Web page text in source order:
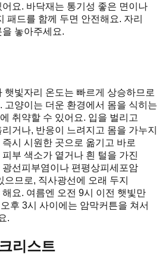
요. 바닥재는 통기성 좋은 면이나
패드를 함께 두면 안전해요. 자리
놓아주세요.
햇빛자리 온도는 빠르게 상승하므로
고양이는 더운 환경에서 몸을 식히는
취약할 수 있어요. 입을 벌리고
거나, 반응이 느려지고 몸을 가누지
시 시원한 곳으로 옮기고 바로
부 색소가 옅거나 흰 털을 가진
선피부염이나 편평상피세포암
므로, 직사광선에 오래 두지
요. 여름엔 오전 9시 이전 햇빛만
후 3시 사이에는 암막커튼을 쳐서
.
리스트